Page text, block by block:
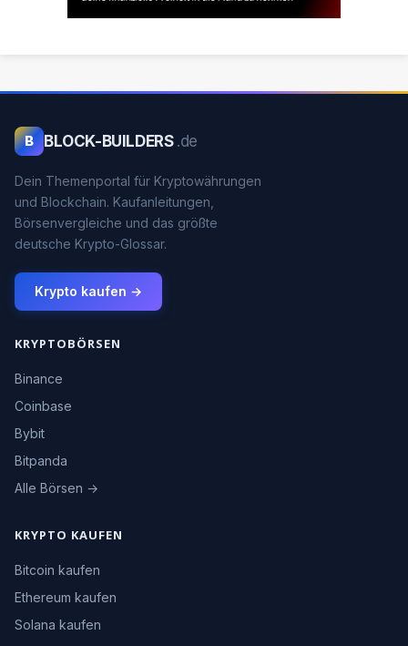
B BLOCK-BUILDERS .de
Dein Themenportal für Kryptowährungen
und Blockchain. Kaufanleitungen,
Börsenvergleiche und das größte
deutsche Krypto-Glossar.
Krypto kaufen →
KRYPTOBÖRSEN
Binance
Coinbase
Bybit
Bitpanda
Alle Börsen →
KRYPTO KAUFEN
Bitcoin kaufen
Ethereum kaufen
Solana kaufen